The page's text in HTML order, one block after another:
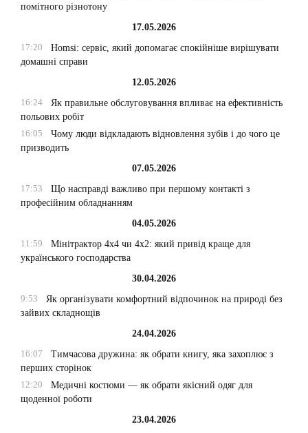
помітного різнотону
17.05.2026
17:20
Homsi: сервіс, який допомагає спокійніше вирішувати
домашні справи
12.05.2026
16:24
Як правильне обслуговування впливає на ефективність
польових робіт
16:05
Чому люди відкладають відновлення зубів і до чого це
призводить
07.05.2026
17:53
Що насправді важливо при першому контакті з
професійним обладнанням
04.05.2026
11:59
Мінітрактор 4х4 чи 4х2: який привід краще для
українського господарства
30.04.2026
9:53
Як організувати комфортний відпочинок на природі без
зайвих складнощів
24.04.2026
16:07
Тимчасова дружина: як обрати книгу, яка захоплює з
перших сторінок
12:20
Медичні костюми — як обрати якісний одяг для
щоденної роботи
23.04.2026